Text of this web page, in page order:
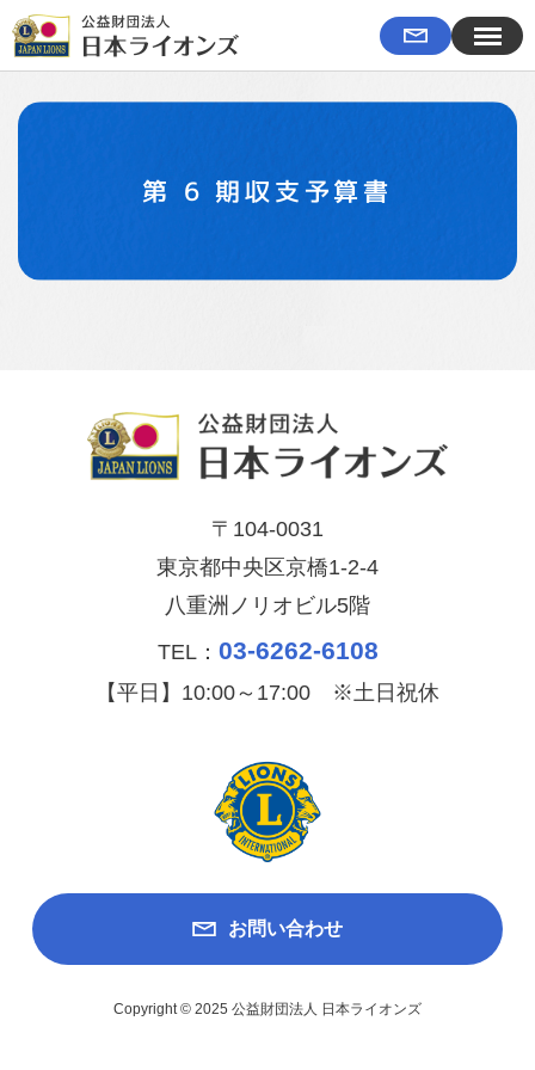
第 6 期収支予算書
〒104-0031
東京都中央区京橋1-2-4
八重洲ノリオビル5階
TEL： 03-6262-6108
【平日】10:00～17:00 ※土日祝休
お問い合わせ
Copyright © 2025 公益財団法人 日本ライオンズ